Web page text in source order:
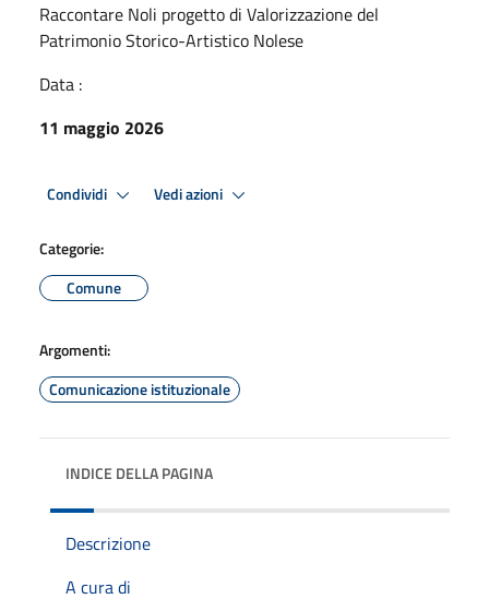
Raccontare Noli progetto di Valorizzazione del
Patrimonio Storico-Artistico Nolese
Data :
11 maggio 2026
Condividi Vedi azioni
Categorie:
Comune
Argomenti:
Comunicazione istituzionale
INDICE DELLA PAGINA
Descrizione
A cura di